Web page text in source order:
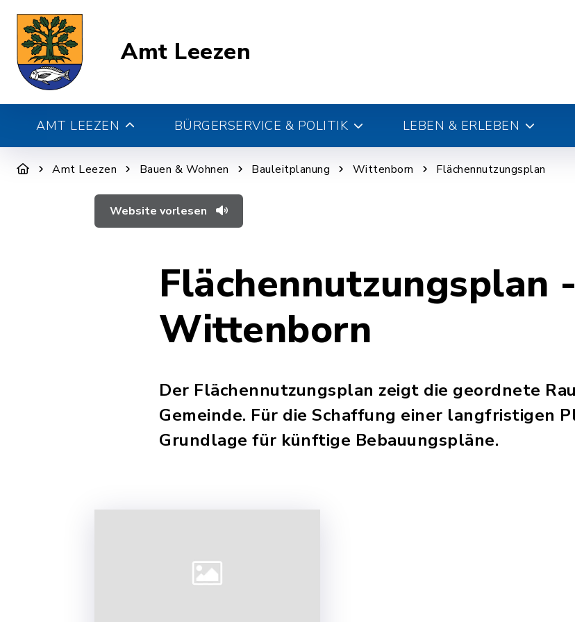
Amt Leezen
AMT LEEZEN BÜRGERSERVICE & POLITIK LEBEN & ERLEBEN
Amt Leezen Bauen & Wohnen Bauleitplanung Wittenborn Flächennutzungsplan
Website vorlesen
Flächennutzungsplan
Wittenborn
Der Flächennutzungsplan zeigt die geordnete
Gemeinde. Für die Schaffung einer langfristigen
Grundlage für künftige Bebauungspläne.